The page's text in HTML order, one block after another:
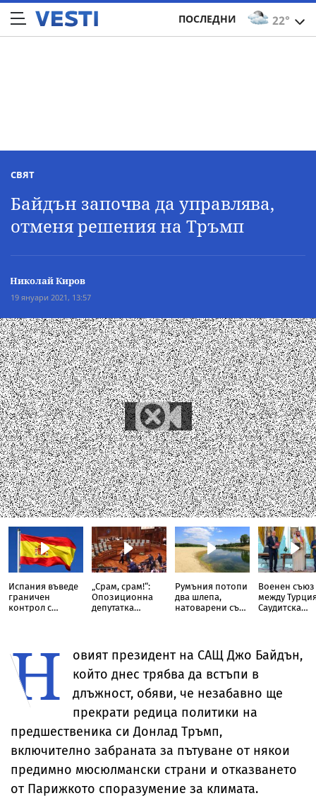
22°
ПОСЛЕДНИ
СВЯТ
Байдън започва да управлява,
отменя решения на Тръмп
Николай Киров
19 януари 2021, 13:57
Испания въведе
граничен
контрол с
„Срам, срам!“:
Опозиционна
депутатка
Румъния потопи
два шлепа,
натоварени със
Военен съюз
между
Саудитска
Н
овият президент на САЩ Джо Байдън,
който днес трябва да встъпи в
длъжност, обяви, че незабавно ще
прекрати редица политики на
предшественика си Донлад Тръмп,
включително забраната за пътуване от някои
предимно мюсюлмански страни и отказването
от Парижкото споразумение за климата.